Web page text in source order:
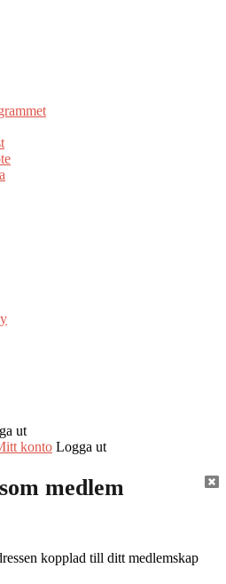
ut
konto Logga ut
medlem
kopplad till ditt medlemskap